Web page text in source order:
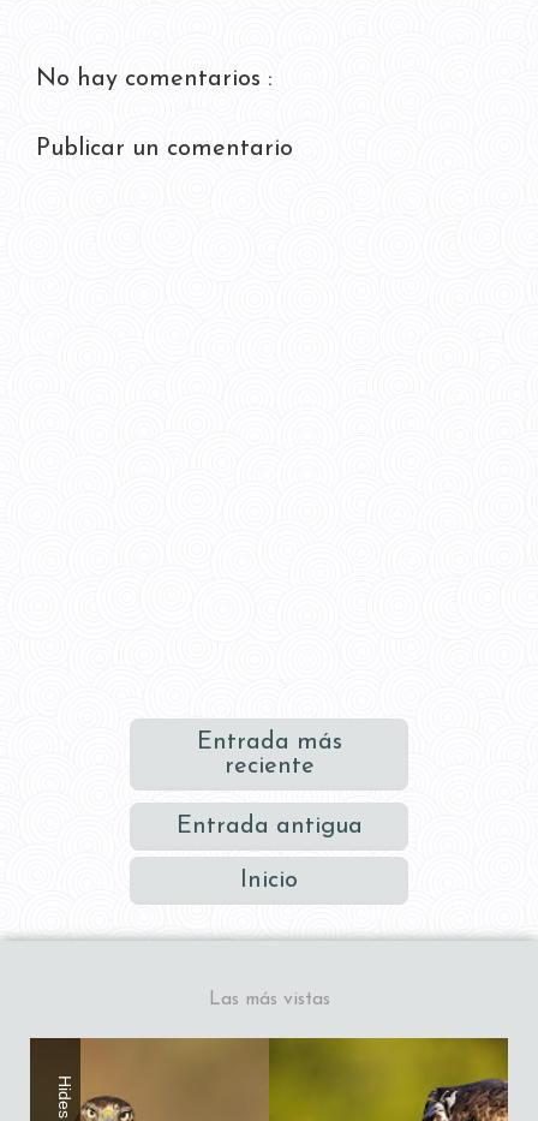
No hay comentarios :
Publicar un comentario
Entrada más
reciente
Entrada antigua
Inicio
Las más vistas